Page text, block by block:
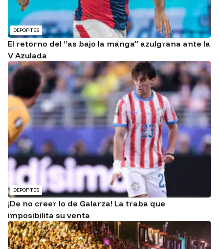
DEPORTES
El retorno del “as bajo la manga” azulgrana ante la
V Azulada
DEPORTES
¡De no creer lo de Galarza! La traba que
imposibilita su venta